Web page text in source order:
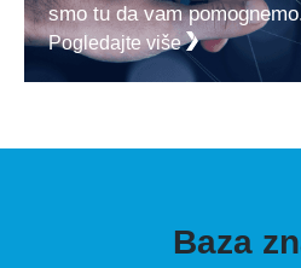
smo tu da vam
Pogledajte više
Baza